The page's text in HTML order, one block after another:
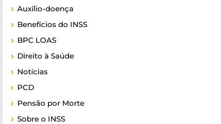
Auxílio-doença
Benefícios do INSS
BPC LOAS
Direito à Saúde
Notícias
PCD
Pensão por Morte
Sobre o INSS